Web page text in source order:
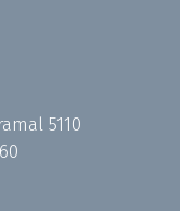
5110